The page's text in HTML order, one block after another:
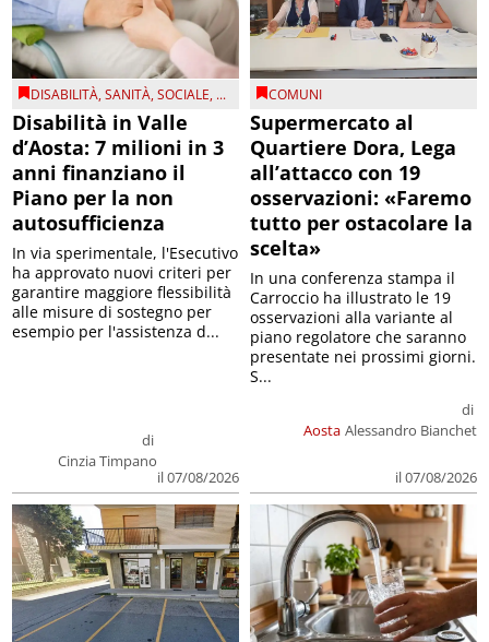
DISABILITÀ,SANITÀ,SOCIALE, ...
Disabilità in Valle
d’Aosta: 7 milioni in 3
anni finanziano il
Piano per la non
autosufficienza
di
Cinzia Timpano
il 07/08/2026
In via sperimentale, l'Esecutivo
ha approvato nuovi criteri per
garantire maggiore flessibilità
alle misure di sostegno per
esempio per l'assistenza d...
COMUNI
Supermercato al
Quartiere Dora, Lega
all’attacco con 19
osservazioni: «Faremo
tutto per ostacolare la
scelta»
Aosta
di
Alessandro Bianchet
il 07/08/2026
In una conferenza stampa il
Carroccio ha illustrato le 19
osservazioni alla variante al
piano regolatore che saranno
presentate nei prossimi giorni.
S...